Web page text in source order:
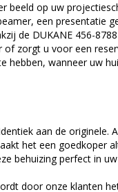
beeld op uw
een presentatie
de DUKANE 456-
zorgt u voor een
hebben, wanneer uw
aan de originele.
het een goedkoper
behuizing perfect in
door onze klanten